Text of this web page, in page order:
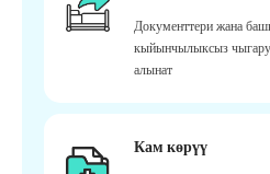
Документтери жана
кыйынчылыксыз
алынат
Кам көрүү